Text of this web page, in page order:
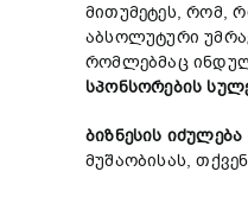
მითუმეტეს, რომ,
აბსოლუტური
რომლებმაც
სპონსორების
ბიზნესის იძულება
მუშაობისას,